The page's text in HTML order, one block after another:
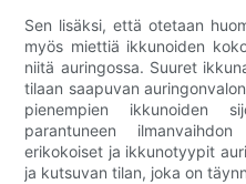
Sen lisäksi, että otetaan
myös miettiä ikkunoiden
niitä auringossa. Suuret
tilaan saapuvan
pienempien ikkunoiden
parantuneen
erikokoiset ja ikkunotyypit
ja kutsuvan tilan, joka on